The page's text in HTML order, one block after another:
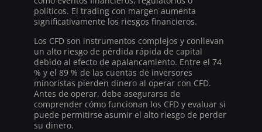
políticos. El trading con margen aumenta
significativamente los riesgos financieros.
Los CFD son instrumentos complejos y conllevan
un alto riesgo de pérdida rápida de capital
debido al efecto de apalancamiento. Entre el 74
% y el 89 % de las cuentas de inversores
minoristas pierden dinero al operar con CFD.
Antes de operar, debe asegurarse de
comprender cómo funcionan los CFD y evaluar si
puede permitirse asumir el alto riesgo de perder
su dinero.